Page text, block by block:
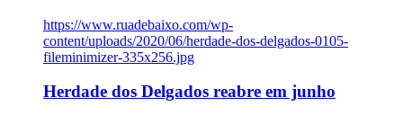
https://www.ruadebaixo.com/wp-
content/uploads/2020/06/herdade-dos-delgados-0105-
fileminimizer-335x256.jpg
Herdade dos Delgados reabre em junho